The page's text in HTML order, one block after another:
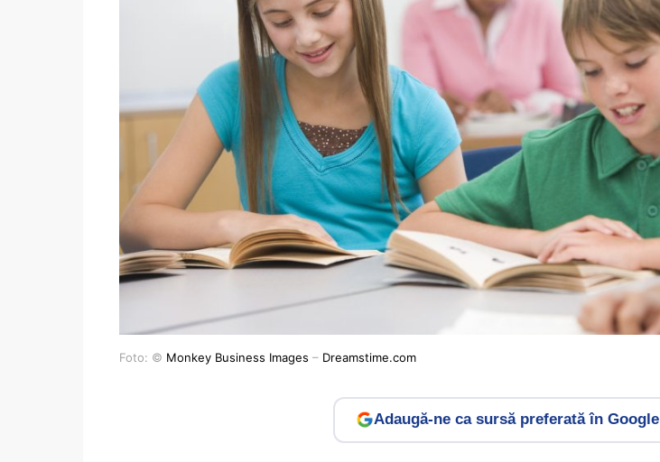
Foto: © Monkey Business Images – Dreamstime.com
Adaugă-ne ca sursă preferată în Google